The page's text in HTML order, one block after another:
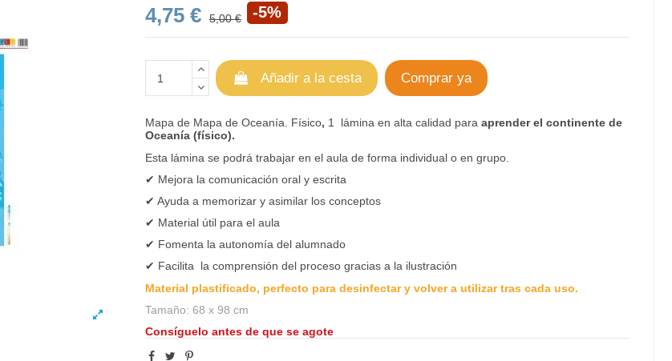
4,75 € 5,00 € -5%
Añadir a la cesta Comprar ya
Mapa de Mapa de Oceanía. Físico, 1 lámina en alta calidad paraaprender el continente de
Oceanía (físico).
Esta lámina se podrá trabajar en el aula de forma individual o en grupo.
✔ Mejora la comunicación oral y escrita
✔ Ayuda a memorizar y asimilar los conceptos
✔ Material útil para el aula
✔ Fomenta la autonomía del alumnado
✔ Facilita la comprensión del proceso gracias a la ilustración
Material plastificado, perfecto para desinfectar y volver a utilizar tras cada uso.
Tamaño: 68 x 98 cm
Consíguelo antes de que se agote